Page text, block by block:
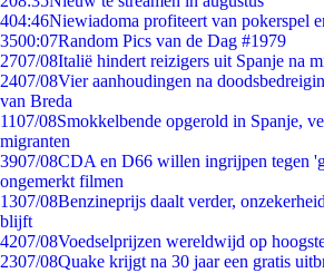
404:46Niewiadoma profiteert van pokerspel
3500:07Random Pics van de Dag #1979
2707/08Italië hindert reizigers uit Spanje na
2407/08Vier aanhoudingen na
van Breda
1107/08Smokkelbende opgerold in Spanje,
migranten
3907/08CDA en D66 willen ingrijpen tegen
ongemerkt filmen
1307/08Benzineprijs daalt verder,
blijft
4207/08Voedselprijzen wereldwijd op
2307/08Quake krijgt na 30 jaar een gratis